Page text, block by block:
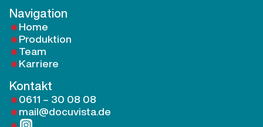
Navigation
Home
Produktion
Team
Karriere
Kontakt
0611 – 30 08 08
mail@docuvista.de